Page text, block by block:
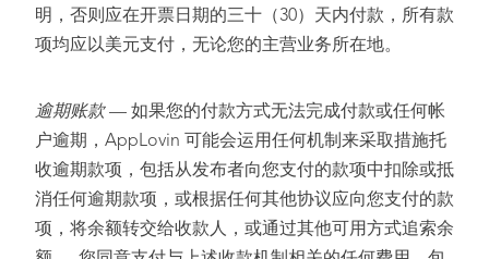
明，否则应在开票日期的三十（30）天内付款，所有款
项均应以美元支付，无论您的主营业务所在地。
逾期账款— 如果您的付款方式无法完成付款或任何帐
户逾期，AppLovin 可能会运用任何机制来采取措施托
收逾期款项，包括从发布者向您支付的款项中扣除或抵
消任何逾期款项，或根据任何其他协议应向您支付的款
项，将余额转交给收款人，或通过其他可用方式追索余